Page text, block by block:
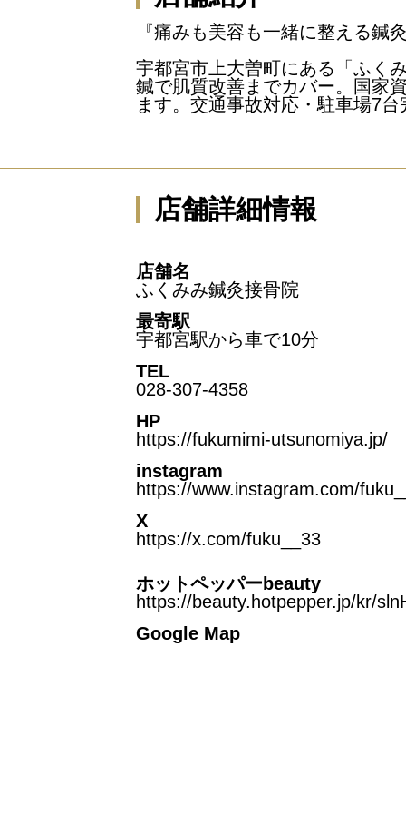
『痛みも美容も一緒に整える鍼
宇都宮市上大曽町にある「ふく
鍼で肌質改善までカバー。国家
ます。交通事故対応・駐車場7
店舗詳細情報
店舗名
ふくみみ鍼灸接骨院
最寄駅
宇都宮駅から車で10分
TEL
028-307-4358
HP
https://fukumimi-utsunomiya.jp/
instagram
https://www.instagram.com/
X
https://x.com/fuku__33
ホットペッパーbeauty
https://beauty.hotpepper.jp/kr/
Google Map